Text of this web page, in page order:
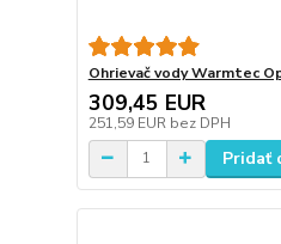
Ohrievač vody Warmtec
309,45 EUR
251,59 EUR bez DPH
Pridať